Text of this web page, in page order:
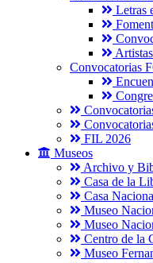
Letras
Convocatorias
FIL 2026
Museos
Archivo y
Casa de la
Casa
Museo
Museo
Centro de la
Museo